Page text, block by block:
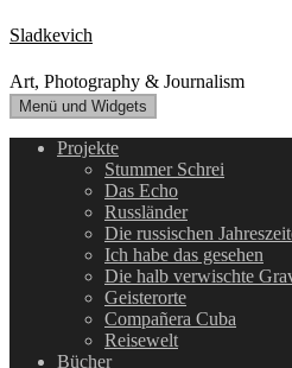
Zum
Inhalt
springen
Sladkevich
Art, Photography & Journalism
Menü und Widgets
Projekte
Stummer Schrei
Das Echo
Russländer
Die russischen
Ich habe das gesehen
Die halb verwischte
Geisterorte
Compañera Cuba
Reisewelt
Bücher